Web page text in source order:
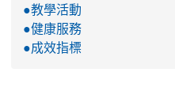
●教學活動
●健康服務
●成效指標